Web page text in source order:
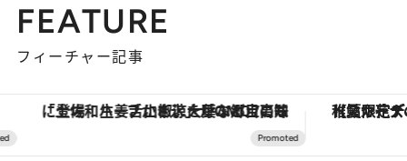
FEATURE
フィーチャー記事
「土佐和ハーブかき氷」がOMO7高知に登場！生姜、山椒、大葉など目にも舌にも涼を呼ぶ郷土の味 【夏限定ディナーコース】旬を